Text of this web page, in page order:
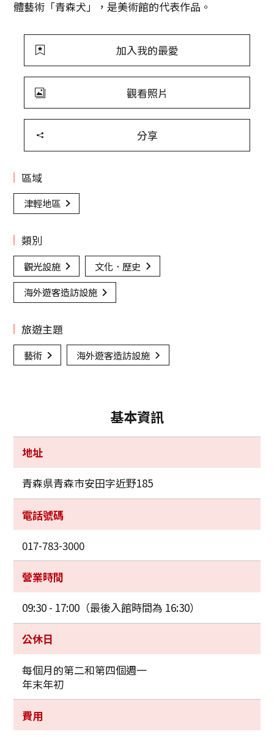
體藝術「青森犬」，是美術館的代表作品。
加入我的最愛
觀看照片
分享
區域
津輕地區
類別
觀光設施
文化．歷史
海外遊客造訪設施
旅遊主題
藝術 海外遊客造訪設施
基本資訊
地址
青森県青森市安田字近野185
電話號碼
017-783-3000
營業時間
09:30 - 17:00（最後入館時間為 16:30）
公休日
每個月的第二和第四個週一
年末年初
費用